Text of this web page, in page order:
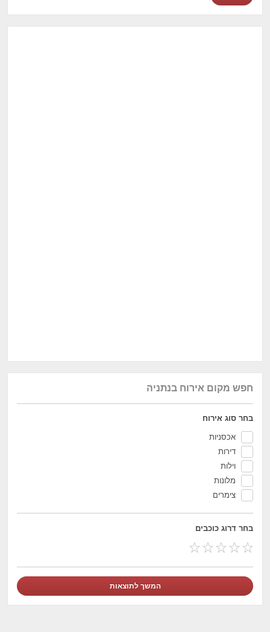
חפש מקום אירוח בנתניה
בחר סוג אירוח
אכסניות
דירות
וילות
מלונות
צימרים
בחר דרוג כוכבים